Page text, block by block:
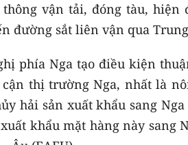
vận tải, đóng tàu, hiện
đường sắt liên vận qua
phía Nga tạo điều kiện
thị trường Nga, nhất là
hải sản xuất khẩu sang
khẩu mặt hàng này sang